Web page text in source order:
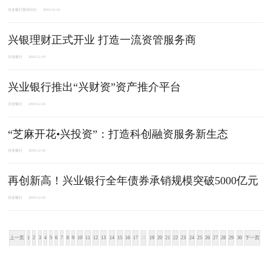
兴业银行泉州分行 2019-12-24
兴银理财正式开业 打造一流资管服务商
兴业银行 2019-12-19
兴业银行推出“兴财资”资产推介平台
兴业银行 2019-12-18
“芝麻开花•兴投资”：打造科创融资服务新生态
兴业银行 2019-12-18
再创新高！兴业银行全年债券承销规模突破5000亿元
兴业银行 2019-12-18
上一页 1 2 3 4 5 6 7 8 9 10 11 12 13 14 15 16 17 19 20 21 22 23 24 25 26 27 28 29 30 下一页